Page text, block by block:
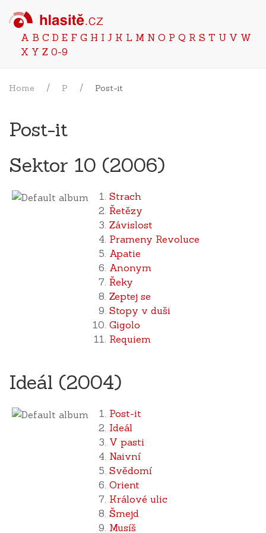
A B C D E F G H I J K L M N O P Q R S T U V W
X Y Z 0-9
Home P Post-it
Post-it
Sektor 10 (2006)
Strach
Řetězy
Závislost
Prameny Revoluce
Apatie
Anonym
Řeky
Zeptej se
Stopy v duši
Gigolo
Requiem
Ideál (2004)
Post-it
Ideál
V pasti
Naivní
Svědomí
Orient
Králové ulic
Šmejd
Musíš